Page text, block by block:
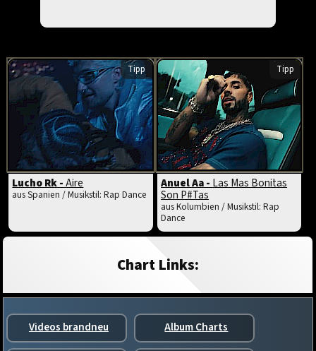
Tipp
Lucho Rk -Aire
aus Spanien / Musikstil: Rap Dance
Tipp
Anuel Aa -Las Mas Bonitas
Son P#Tas
aus Kolumbien / Musikstil: Rap
Dance
Chart Links:
Videos brandneu Album Charts